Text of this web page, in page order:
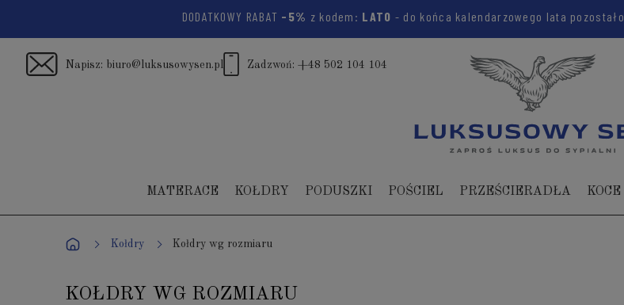
DODATKOWY RABAT-5%z kodem:LATO - do końca kalendarzowego lata pozostało
Napisz: biuro@luksusowysen.pl Zadzwoń: +48 502 104 104
MATERACE KOŁDRY PODUSZKI POŚCIEL PRZEŚCIERADŁA KOCE
Kołdry Kołdry wg rozmiaru
KOŁDRY WG ROZMIARU